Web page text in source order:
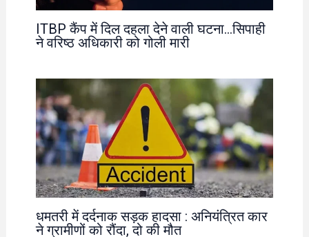
ITBP कैंप में दिल दहला देने वाली घटना…सिपाही
ने वरिष्ठ अधिकारी को गोली मारी
धमतरी में दर्दनाक सड़क हादसा : अनियंत्रित कार
ने ग्रामीणों को रौंदा, दो की मौत